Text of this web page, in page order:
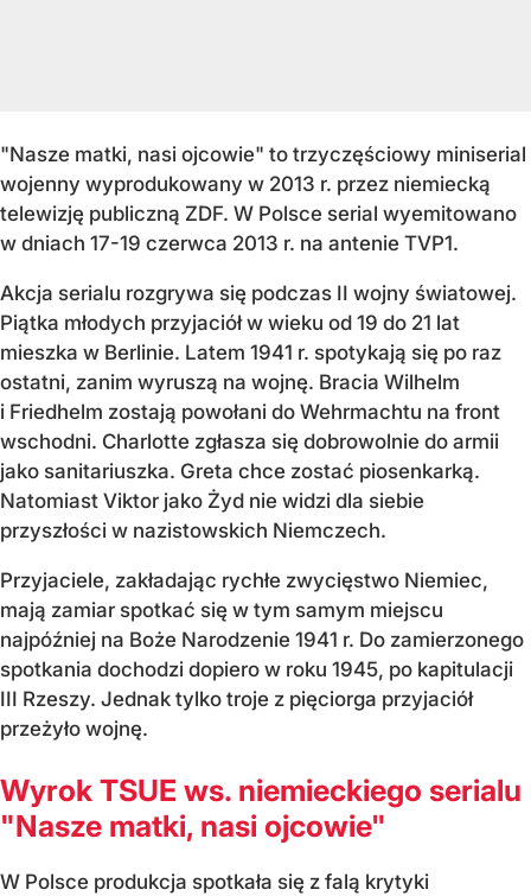
"Nasze matki, nasi ojcowie" to trzyczęściowy miniserial
wojenny wyprodukowany w 2013 r. przez niemiecką
telewizję publiczną ZDF. W Polsce serial wyemitowano
w dniach 17-19 czerwca 2013 r. na antenie TVP1.
Akcja serialu rozgrywa się podczas II wojny światowej.
Piątka młodych przyjaciół w wieku od 19 do 21 lat
mieszka w Berlinie. Latem 1941 r. spotykają się po raz
ostatni, zanim wyruszą na wojnę. Bracia Wilhelm
i Friedhelm zostają powołani do Wehrmachtu na front
wschodni. Charlotte zgłasza się dobrowolnie do armii
jako sanitariuszka. Greta chce zostać piosenkarką.
Natomiast Viktor jako Żyd nie widzi dla siebie
przyszłości w nazistowskich Niemczech.
Przyjaciele, zakładając rychłe zwycięstwo Niemiec,
mają zamiar spotkać się w tym samym miejscu
najpóźniej na Boże Narodzenie 1941 r. Do zamierzonego
spotkania dochodzi dopiero w roku 1945, po kapitulacji
III Rzeszy. Jednak tylko troje z pięciorga przyjaciół
przeżyło wojnę.
Wyrok TSUE ws. niemieckiego serialu
"Nasze matki, nasi ojcowie"
W Polsce produkcja spotkała się z falą krytyki